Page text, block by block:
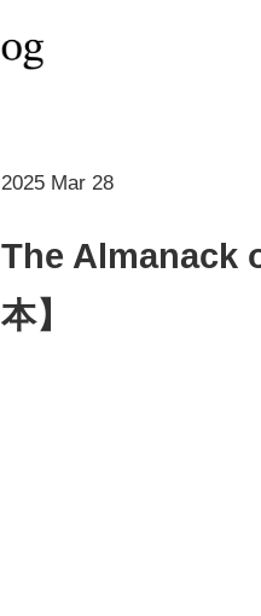
2025 Mar 28
The Almanack
本】